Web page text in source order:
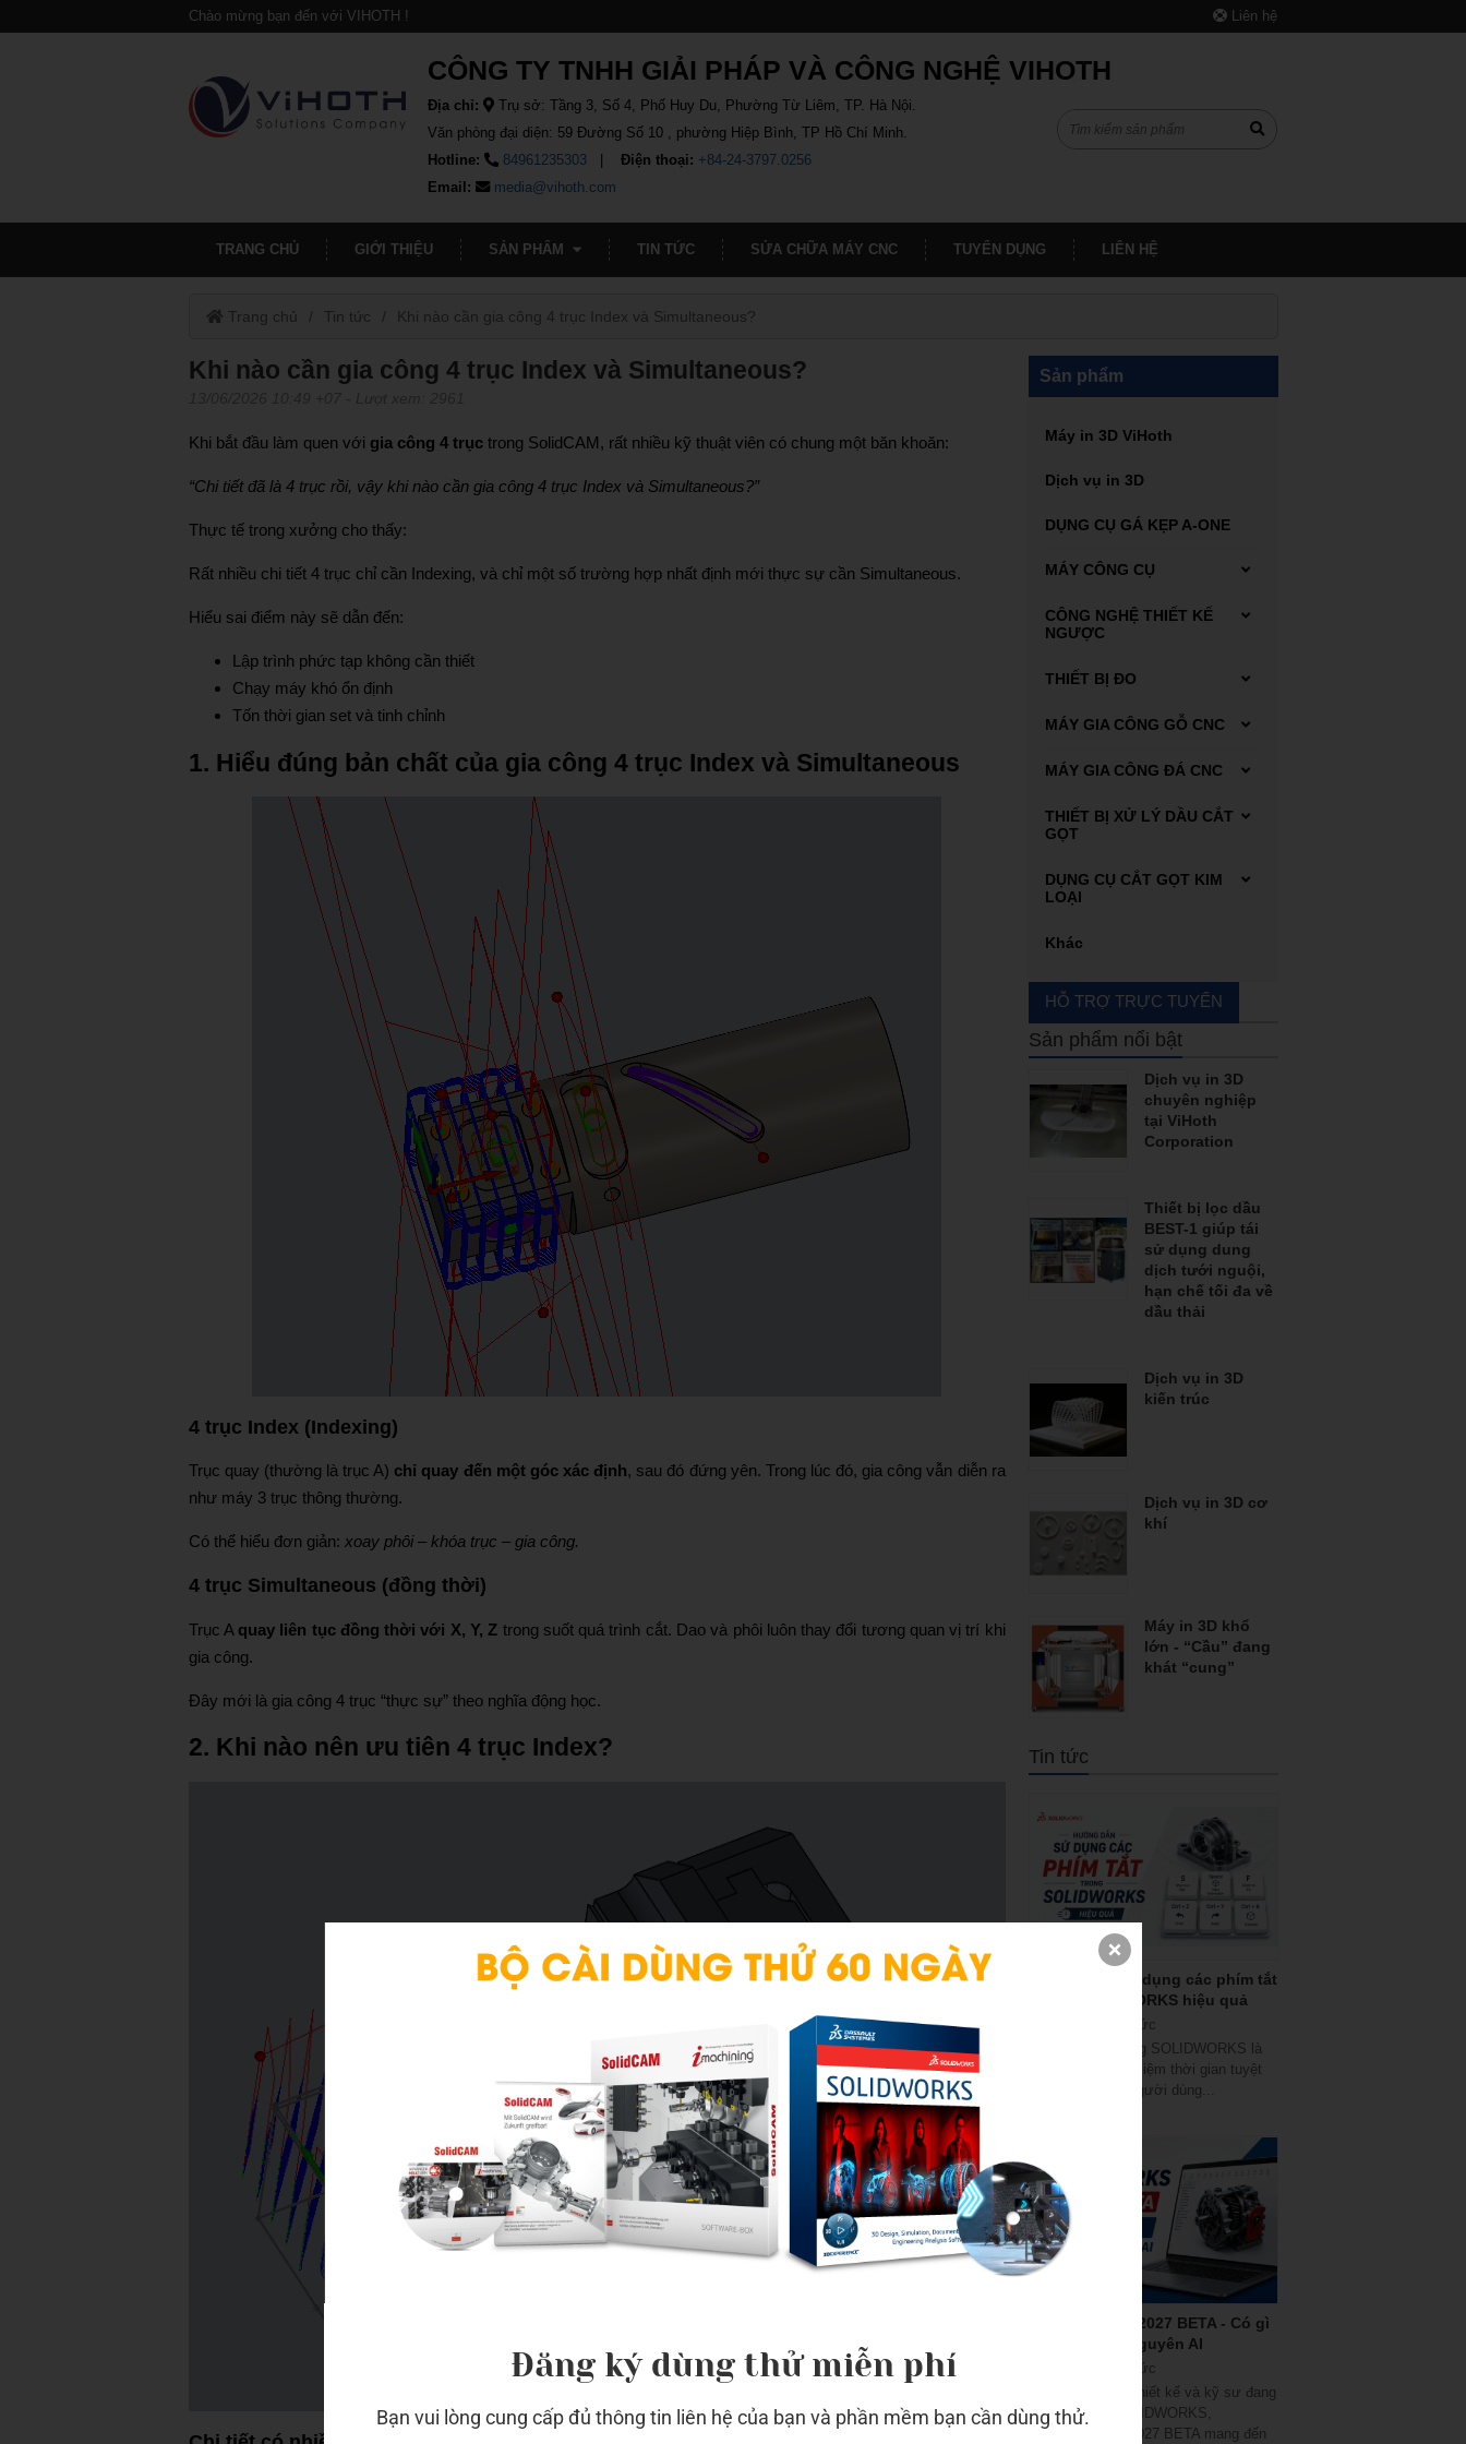
Chào mừng bạn đến với VIHOTH ! Liên hệ
CÔNG TY TNHH GIẢI PHÁP VÀ CÔNG NGHỆ VIHOTH
Địa chỉ:
Trụ sở: Tầng 3, Số 4, Phố Huy Du, Phường Từ Liêm, TP. Hà Nội.
Văn phòng đại diện: 59 Đường Số 10 , phường Hiệp Bình, TP Hồ Chí Minh.
Hotline:
84961235303 Điện thoại: +84-24-3797.0256
Email:
media@vihoth.com
TRANG CHỦ GIỚI THIỆU SẢN PHẨM TIN TỨC SỬA CHỮA MÁY CNC TUYỂN DỤNG LIÊN HỆ
Trang chủ Tin tức Khi nào cần gia công 4 trục Index và Simultaneous?
Khi nào cần gia công 4 trục Index và Simultaneous?
Khi bắt đầu làm quen với gia công 4 trụctrong SolidCAM, rất nhiều kỹ thuật viên có chung một băn khoăn:
“Chi tiết đã là 4 trục rồi, vậy khi nào cần gia công 4 trục Index và Simultaneous?”
Thực tế trong xưởng cho thấy:
Rất nhiều chi tiết 4 trục chỉ cần Indexing, và chỉ một số trường hợp nhất định mới thực sự cần Simultaneous.
Hiểu sai điểm này sẽ dẫn đến:
Lập trình phức tạp không cần thiết
Chạy máy khó ổn định
Tốn thời gian set và tinh chỉnh
1. Hiểu đúng bản chất của gia công 4 trục Index và Simultaneous
4 trục Index (Indexing)
Trục quay (thường là trục A) chỉ quay đến một góc xác định, sau đó đứng yên. Trong lúc đó, gia công vẫn diễn ra
như máy 3 trục thông thường.
Có thể hiểu đơn giản: xoay phôi – khóa trục – gia công.
4 trục Simultaneous (đồng thời)
Trục A quay liên tục đồng thời với X, Y, Z trong suốt quá trình cắt. Dao và phôi luôn thay đổi tương quan vị trí khi
gia công.
Đây mới là gia công 4 trục “thực sự” theo nghĩa động học.
2. Khi nào nên ưu tiên 4 trục Index?
Sản phẩm
Máy in 3D ViHoth
Dịch vụ in 3D
DỤNG CỤ GÁ KẸP A-ONE
MÁY CÔNG CỤ
Máy tiện
CÔNG NGHỆ THIẾT KẾ
NGƯỢC
Máy Scan 3D FARO
THIẾT BỊ ĐO
Dụng cụ đo Mitutoyo
Thiết bị đo kiểm
MÁY GIA CÔNG GỖ CNC
Máy phay gỗ CNC
Máy tiện gỗ CNC
MÁY GIA CÔNG ĐÁ CNC
Carbide end mill
THIẾT BỊ XỬ LÝ DẦU CẮT
GỌT
Thiết bị xử lý dung dịch
tưới nguội
Thiết bị xử lý mạt sắt bùn
lắng
DỤNG CỤ CẮT GỌT KIM
LOẠI
Automatic lathes
Boring bar
Carbide end mill
Grooving
Machine accessories
Rapid_drill_(U-drill)
Khác
HỖ TRỢ TRỰC TUYẾN
Sản phẩm nổi bật
Dịch vụ in 3D
chuyên nghiệp
tại ViHoth
Corporation
Thiết bị lọc dầu
BEST-1 giúp tái
sử dụng dung
dịch tưới nguội,
hạn chế tối đa về
dầu thải
Dịch vụ in 3D
kiến trúc
Dịch vụ in 3D cơ
khí
Máy in 3D khổ
lớn - “Cầu” đang
khát “cung”
Tin tức
Hướng dẫn sử dụng các phím tắt
trong SOLIDWORKS hiệu quả
Tin tức
Các phím tắt trong SOLIDWORKS là
một công cụ tiết kiệm thời gian tuyệt
vời, và hầu hết người dùng...
SOLIDWORKS 2027 BETA - Có gì
mới trong kỷ nguyên AI
Tin tức
Đối với các nhà thiết kế và kỹ sư đang
làm việc với SOLIDWORKS,
SOLIDWORKS 2027 BETA mang đến
Đăng ký dùng thử miễn phí
Bạn vui lòng cung cấp đủ thông tin liên hệ của bạn và phần mềm bạn cần dùng thử.